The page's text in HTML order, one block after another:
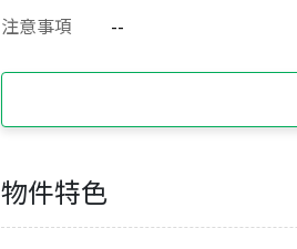
注意事項
--
物件特色